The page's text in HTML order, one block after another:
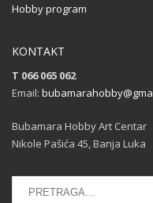
Hobby program
KONTAKT
T 066 065 062
Email:
Bubamara Hobby Art Centar
Nikole Pašića 45, Banja Luka